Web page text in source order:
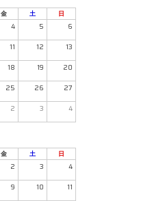
金 土 日
4 5
6
11 12
13
18 19
20
25 26
27
2 3 4
金 土 日
2 3
4
9 10
11